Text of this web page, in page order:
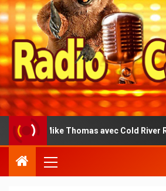
Thomas avec Cold River Runnin’